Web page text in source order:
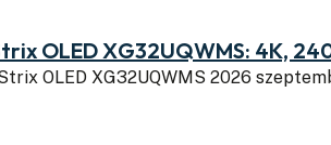
OLED XG32UQWMS: 4K,
OLED XG32UQWMS 2026